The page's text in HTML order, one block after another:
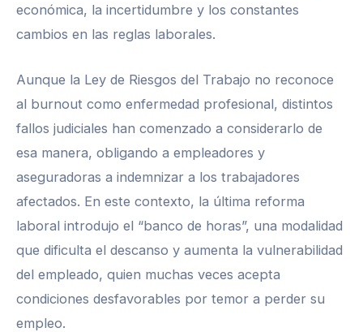
económica, la incertidumbre y los constantes
cambios en las reglas laborales.
Aunque la Ley de Riesgos del Trabajo no reconoce
al burnout como enfermedad profesional, distintos
fallos judiciales han comenzado a considerarlo de
esa manera, obligando a empleadores y
aseguradoras a indemnizar a los trabajadores
afectados. En este contexto, la última reforma
laboral introdujo el “banco de horas”, una modalidad
que dificulta el descanso y aumenta la vulnerabilidad
del empleado, quien muchas veces acepta
condiciones desfavorables por temor a perder su
empleo.